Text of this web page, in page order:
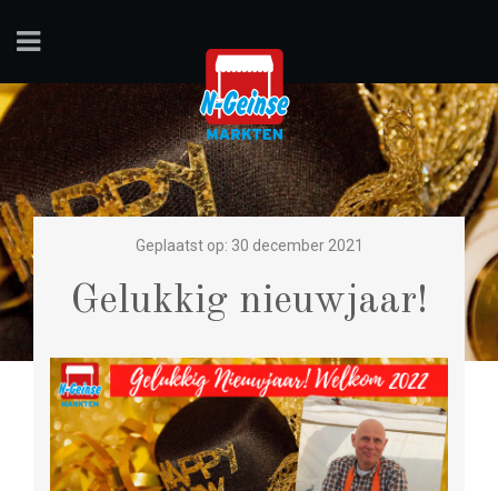
Geplaatst op: 30 december 2021
Gelukkig nieuwjaar!